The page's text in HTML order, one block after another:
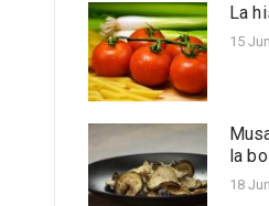
La
15
la
18